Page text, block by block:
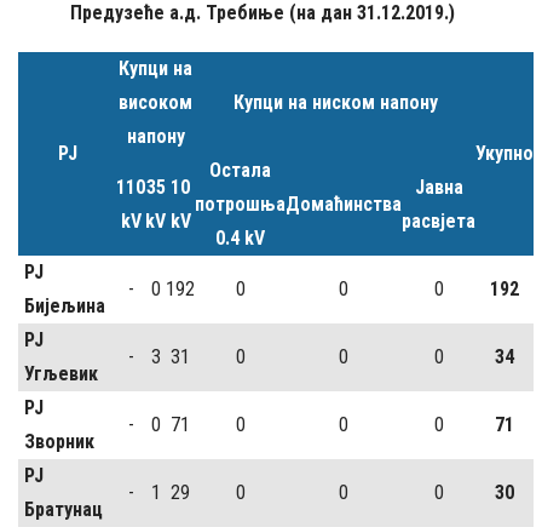
Предузеће а.д. Требиње (на дан 31.12.2019.)
РЈ
Купци на
високом
напону
Купци на ниском напону
Укупно
110
kV
35
kV
10
kV
Остала
потрошња
0.4 kV
Домаћинства
Јавна
расвјета
РЈ
Бијељина
- 0 192 0 0 0 192
РЈ
Угљевик
- 3 31 0 0 0 34
РЈ
Зворник
- 0 71 0 0 0 71
РЈ
Братунац
- 1 29 0 0 0 30